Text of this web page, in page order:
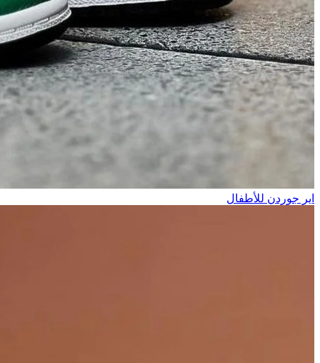
اير جوردن للأطفال